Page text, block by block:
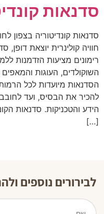
סדנאות
סדנאות קונדיטוריה בצפון
חוויה קולינרית יוצאת דופן,
רימונים מציעות הזדמנות
השוקולדים, העוגות
הסדנאות מיועדות לכל
להכיר את הבסיס, ועד
הידע והטכניקות. סדנאות
[…]
לבירורים נוספים